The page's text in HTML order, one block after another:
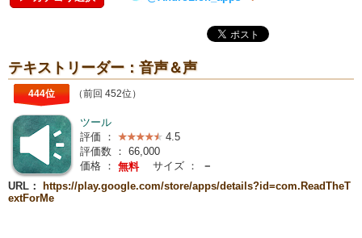
テキストリーダー：音声＆声
444位 （前回 452位）
ツール
評価 ：
4.5
評価数 ： 66,000
価格 ： 無料 サイズ ：
－
URL：
https://play.google.com/store/apps/details?id=com.ReadTheT
extForMe